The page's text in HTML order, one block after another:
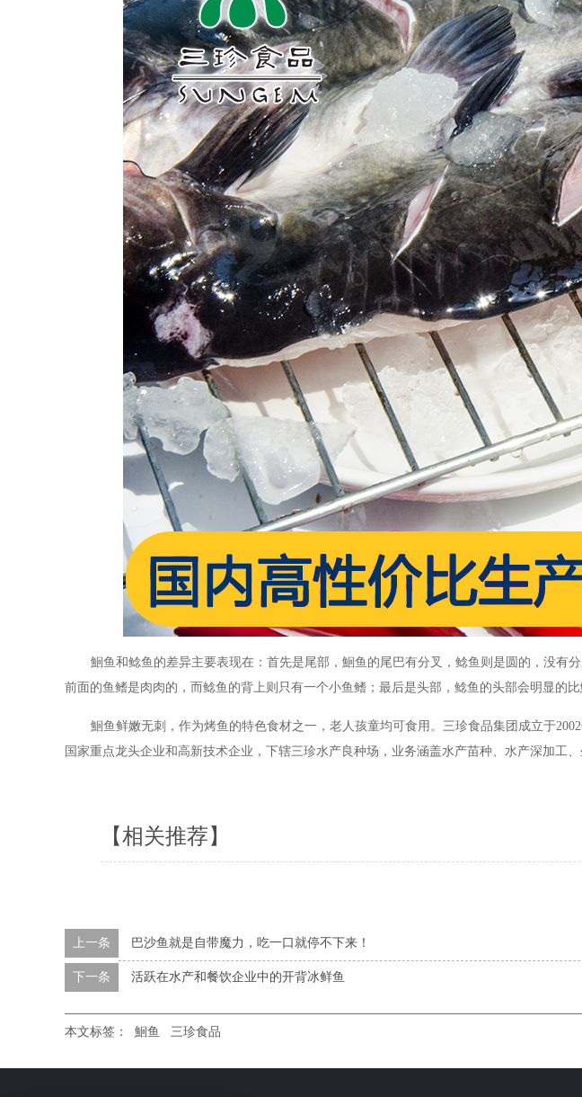
鮰鱼和鲶鱼的差异主要表现在：首先是尾部，鮰鱼的尾巴有分叉，鲶鱼则是圆的，没有
前面的鱼鳍是肉肉的，而鲶鱼的背上则只有一个小鱼鳍；最后是头部，鲶鱼的头部会明显的
鮰鱼鲜嫩无刺，作为烤鱼的特色食材之一，老人孩童均可食用。三珍食品集团成立于
国家重点龙头企业和高新技术企业，下辖三珍水产良种场，业务涵盖水产苗种、水产深加工、
【相关推荐】
上一条 巴沙鱼就是自带魔力，吃一口就停不下来！
下一条 活跃在水产和餐饮企业中的开背冰鲜鱼
本文标签： 鮰鱼 三珍食品